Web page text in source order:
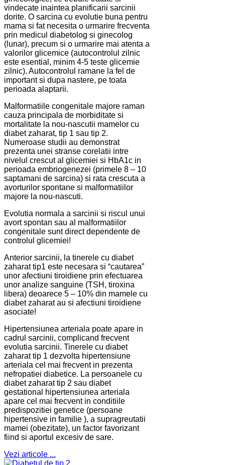
vindecate inaintea planificarii sarcinii
dorite. O sarcina cu evolutie buna pentru
mama si fat necesita o urmarire frecventa
prin medicul diabetolog si ginecolog
(lunar), precum si o urmarire mai atenta a
valorilor glicemice (autocontrolul zilnic
este esential, minim 4-5 teste glicemie
zilnic). Autocontrolul ramane la fel de
important si dupa nastere, pe toata
perioada alaptarii.
Malformatiile congenitale majore raman
cauza principala de morbiditate si
mortalitate la nou-nascutii mamelor cu
diabet zaharat, tip 1 sau tip 2.
Numeroase studii au demonstrat
prezenta unei stranse corelatii intre
nivelul crescut al glicemiei si HbA1c in
perioada embriogenezei (primele 8 – 10
saptamani de sarcina) si rata crescuta a
avorturilor spontane si malformatiilor
majore la nou-nascuti.
Evolutia normala a sarcinii si riscul unui
avort spontan sau al malformatiilor
congenitale sunt direct dependente de
controlul glicemiei!
Anterior sarcinii, la tinerele cu diabet
zaharat tip1 este necesara si “cautarea”
unor afectiuni tiroidiene prin efectuarea
unor analize sanguine (TSH, tiroxina
libera) deoarece 5 – 10% din mamele cu
diabet zaharat au si afectiuni tiroidiene
asociate!
Hipertensiunea arteriala poate apare in
cadrul sarcinii, complicand frecvent
evolutia sarcinii. Tinerele cu diabet
zaharat tip 1 dezvolta hipertensiune
arteriala cel mai frecvent in prezenta
nefropatiei diabetice. La persoanele cu
diabet zaharat tip 2 sau diabet
gestational hipertensiunea arteriala
apare cel mai frecvent in conditiile
predispozitiei genetice (persoane
hipertensive in familie ), a supragreutatii
mamei (obezitate), un factor favorizant
fiind si aportul excesiv de sare.
Vezi articole ...